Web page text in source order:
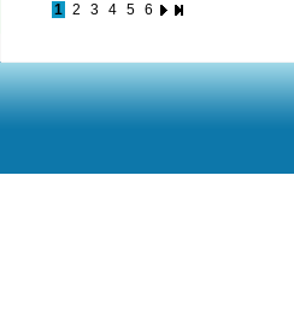
1 2 3 4 5 6